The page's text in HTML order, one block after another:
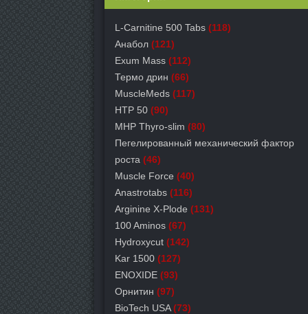
L-Carnitine 500 Tabs (118)
Анабол (121)
Exum Mass (112)
Термо дрин (66)
MuscleMeds (117)
HTP 50 (90)
MHP Thyro-slim (80)
Пегелированный механический фактор
роста (46)
Muscle Force (40)
Anastrotabs (116)
Arginine X-Plode (131)
100 Aminos (67)
Hydroxycut (142)
Kar 1500 (127)
ENOXIDE (93)
Орнитин (97)
BioTech USA (73)